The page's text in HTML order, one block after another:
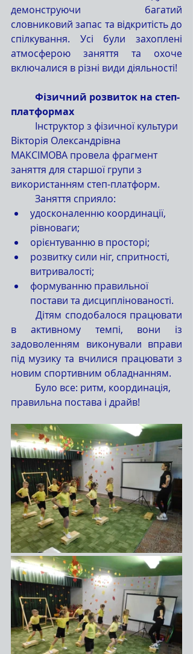
демонструючи багатий
словниковий запас та відкритість до
спілкування. Усі були захоплені
атмосферою заняття та охоче
включалися в різні види діяльності!
платформах
Вікторія Олександрівна
МАКСІМОВА провела фрагмент
заняття для старшої групи з
використанням степ-платформ.
	Заняття сприяло:
удосконаленню координації,
рівноваги;
орієнтуванню в просторі;
розвитку сили ніг, спритності,
витривалості;
формуванню правильної
постави та дисциплінованості.
	Дітям сподобалося працювати
в активному темпі, вони із
задоволенням виконували вправи
під музику та вчилися працювати з
новим спортивним обладнанням.
правильна постава і драйв!